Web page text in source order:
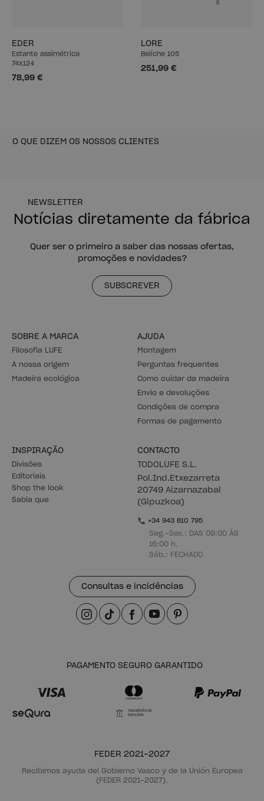
EDER
Estante assimétrica
74x124
78,99 €
LORE
Beliche 105
251,99 €
O QUE DIZEM OS NOSSOS CLIENTES
NEWSLETTER
Notícias diretamente da fábrica
Quer ser o primeiro a saber das nossas ofertas,
promoções e novidades?
SUBSCREVER
SOBRE A MARCA
Filosofia LUFE
A nossa origem
Madeira ecológica
AJUDA
Montagem
Perguntas frequentes
Como cuidar da madeira
Envio e devoluções
Condições de compra
Formas de pagamento
INSPIRAÇÃO
Divisões
Editoriais
Shop the look
Sabia que
CONTACTO
TODOLUFE S.L.
Pol.Ind.Etxezarreta
20749 Aizarnazabal
(Gipuzkoa)
+34 943 810 795
Seg.-Sex.: DAS 09:00 ÀS
16:00 h.
Sáb.: FECHADO
Consultas e incidências
PAGAMENTO SEGURO GARANTIDO
Transferência
bancária
FEDER 2021-2027
Recibimos ayuda del Gobierno Vasco y de la Unión Europea
(FEDER 2021-2027).